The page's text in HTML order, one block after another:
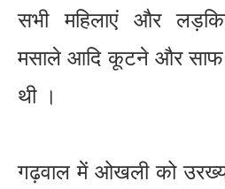
सभी महिलाएं और
मसाले आदि कूटने और साफ
थी ।
गढ़वाल में ओखली को